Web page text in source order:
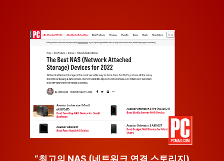
“최고의 NAS (네트워크 연결 스토리지)